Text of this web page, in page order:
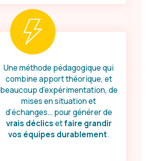
Une méthode pédagogique qui
combine apport théorique, et
beaucoup d’expérimentation, de
mises en situation et
d’échanges… pour générer de
vrais déclicsetfaire grandir
vos équipes durablement.